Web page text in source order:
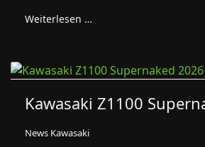
Weiterlesen …
Kawasaki Z1100
News Kawasaki